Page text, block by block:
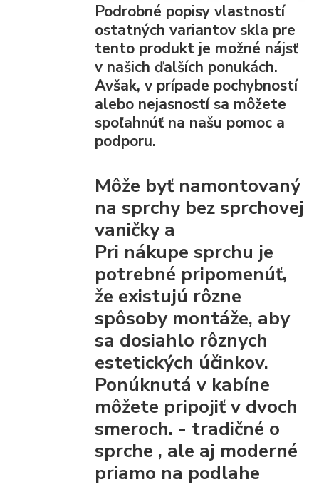
Podrobné popisy vlastností
ostatných variantov skla pre
tento produkt je možné nájsť
v našich ďalších ponukách.
Avšak, v prípade pochybností
alebo nejasností sa môžete
spoľahnúť na našu pomoc a
podporu.
Môže byť namontovaný
na sprchy bez sprchovej
vaničky a
Pri nákupe sprchu je
potrebné pripomenúť,
že existujú rôzne
spôsoby montáže, aby
sa dosiahlo rôznych
estetických účinkov.
Ponúknutá v kabíne
môžete pripojiťv dvoch
smeroch. - tradičné o
sprche , ale aj moderné
priamo na podlahe